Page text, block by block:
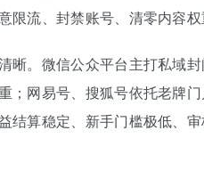
流、封禁账号、清零内容权
。微信公众平台主打私域
；网易号、搜狐号依托老牌
算稳定、新手门槛极低、